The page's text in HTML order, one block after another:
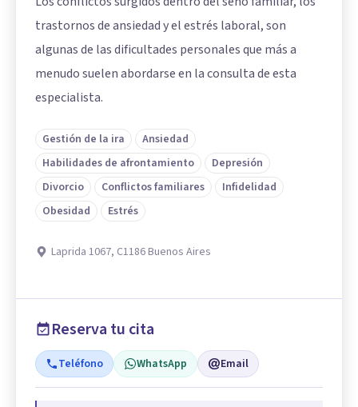
trastornos de ansiedad y el estrés laboral, son
algunas de las dificultades personales que más a
menudo suelen abordarse en la consulta de esta
especialista.
Gestión de la ira
Ansiedad
Habilidades de afrontamiento
Depresión
Divorcio
Conflictos familiares
Infidelidad
Obesidad
Estrés
Laprida 1067, C1186 Buenos Aires
Reserva tu cita
Teléfono WhatsApp Email